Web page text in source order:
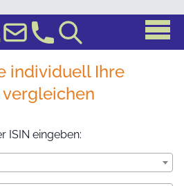
individuell Ihre
ISIN eingeben: